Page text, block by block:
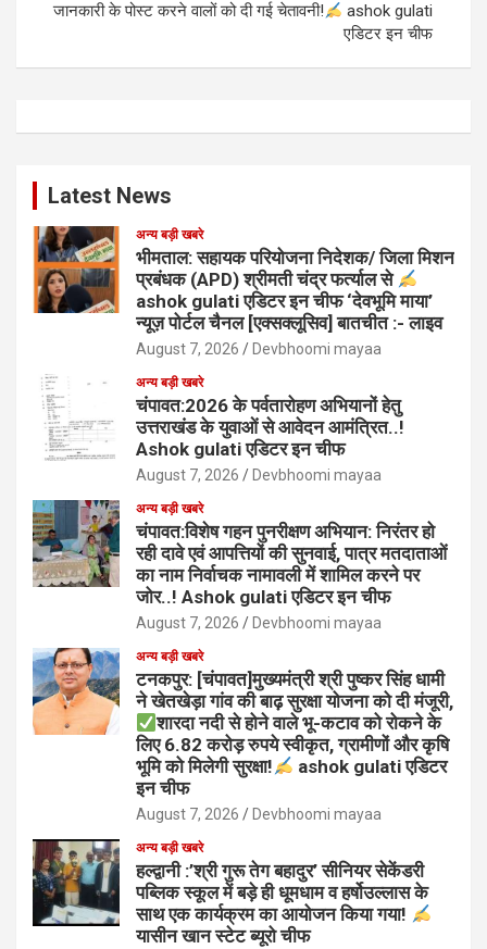
जानकारी के पोस्ट करने वालों को दी गई चेतावनी!
ashok gulati
एडिटर इन चीफ
Latest News
अन्य बड़ी खबरे
भीमताल: सहायक परियोजना निदेशक/ जिला मिशन
प्रबंधक (APD) श्रीमती चंद्र फर्त्याल से
ashok gulati एडिटर इन चीफ ‘देवभूमि माया’
न्यूज़ पोर्टल चैनल [एक्सक्लूसिव] बातचीत :- लाइव
August 7, 2026 Devbhoomi mayaa
अन्य बड़ी खबरे
चंपावत:2026 के पर्वतारोहण अभियानों हेतु
उत्तराखंड के युवाओं से आवेदन आमंत्रित..!
Ashok gulati एडिटर इन चीफ
August 7, 2026 Devbhoomi mayaa
अन्य बड़ी खबरे
चंपावत:विशेष गहन पुनरीक्षण अभियान: निरंतर हो
रही दावे एवं आपत्तियों की सुनवाई, पात्र मतदाताओं
का नाम निर्वाचक नामावली में शामिल करने पर
जोर..! Ashok gulati एडिटर इन चीफ
August 7, 2026 Devbhoomi mayaa
अन्य बड़ी खबरे
टनकपुर: [चंपावत]मुख्यमंत्री श्री पुष्कर सिंह धामी
ने खेतखेड़ा गांव की बाढ़ सुरक्षा योजना को दी मंजूरी,
शारदा नदी से होने वाले भू-कटाव को रोकने के
लिए 6.82 करोड़ रुपये स्वीकृत, ग्रामीणों और कृषि
भूमि को मिलेगी सुरक्षा!
ashok gulati एडिटर
इन चीफ
August 7, 2026 Devbhoomi mayaa
अन्य बड़ी खबरे
हल्द्वानी :’श्री गुरू तेग बहादुर’ सीनियर सेकेंडरी
पब्लिक स्कूल में बड़े ही धूमधाम व हर्षोउल्लास के
साथ एक कार्यक्रम का आयोजन किया गया!
यासीन खान स्टेट ब्यूरो चीफ